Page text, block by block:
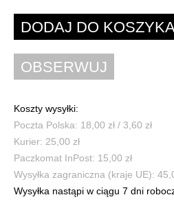
Koszty wysyłki:
Poczta Polska: 18,00 zł / 3,60 zł
Kurier: 25,00 zł
Paczkomat InPost: 15,00 zł
Wysyłka zagraniczna (kraje UE):
Wysyłka nastąpi w ciągu 7 dni